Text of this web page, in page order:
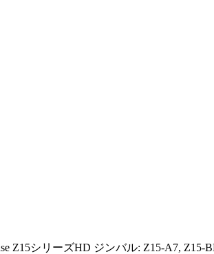
Z15シリーズHD ジンバル: Z15-A7, Z15-